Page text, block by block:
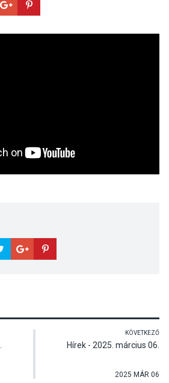
KÖVETKEZŐ
Hírek - 2025. március 06.
2025 MÁR 06